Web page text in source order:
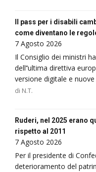
Il pass per i disabili
come diventano le
7 Agosto 2026
Il Consiglio dei ministri
dell’’ultima direttiva
versione digitale e
di N.T.
Ruderi, nel 2025 erano
rispetto al 2011
7 Agosto 2026
Per il presidente di
deterioramento del